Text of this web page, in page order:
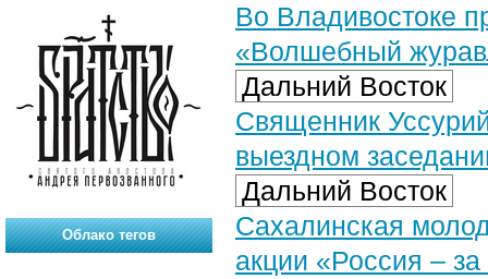
Во Владивостоке
«Волшебный
Дальний Восток
Священник
выездном
Дальний Восток
Сахалинская
акции «Россия –
Облако тегов